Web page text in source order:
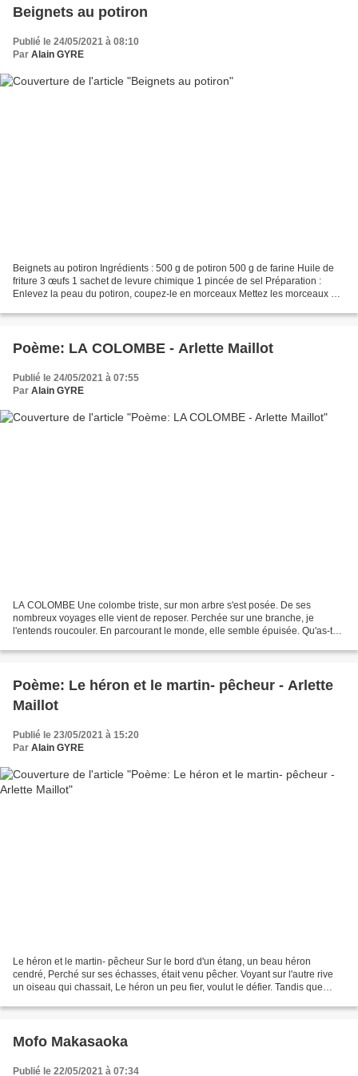
Beignets au potiron
Publié le 24/05/2021 à 08:10
Par Alain GYRE
Beignets au potiron Ingrédients : 500 g de potiron 500 g de farine Huile de
friture 3 œufs 1 sachet de levure chimique 1 pincée de sel Préparation :
Enlevez la peau du potiron, coupez-le en morceaux Mettez les morceaux de
Poème: LA COLOMBE - Arlette Maillot
Publié le 24/05/2021 à 07:55
Par Alain GYRE
LA COLOMBE Une colombe triste, sur mon arbre s'est posée. De ses
nombreux voyages elle vient de reposer. Perchée sur une branche, je
l'entends roucouler. En parcourant le monde, elle semble épuisée. Qu'as-tu
Poème: Le héron et le martin- pêcheur - Arlette
Maillot
Publié le 23/05/2021 à 15:20
Par Alain GYRE
Le héron et le martin- pêcheur Sur le bord d'un étang, un beau héron
cendré, Perché sur ses échasses, était venu pêcher. Voyant sur l'autre rive
un oiseau qui chassait, Le héron un peu fier, voulut le défier. Tandis que
Mofo Makasaoka
Publié le 22/05/2021 à 07:34